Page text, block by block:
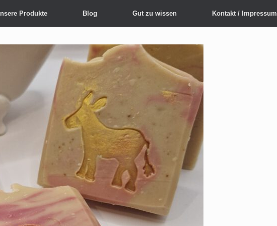
Produkte Blog Gut zu wissen Kontakt / Impressum